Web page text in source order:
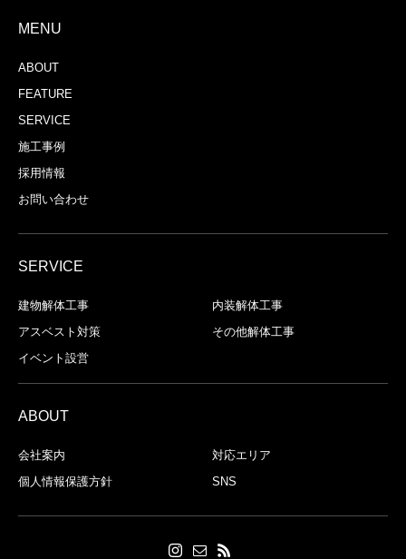
MENU
ABOUT
FEATURE
SERVICE
施工事例
採用情報
お問い合わせ
SERVICE
建物解体⼯事
内装解体⼯事
アスベスト対策
その他解体工事
イベント設営
ABOUT
会社案内
対応エリア
個人情報保護方針
SNS